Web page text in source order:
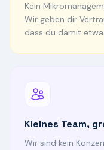
Kein
Wir geben dir
dass du damit
Kleines Team,
Wir sind kein